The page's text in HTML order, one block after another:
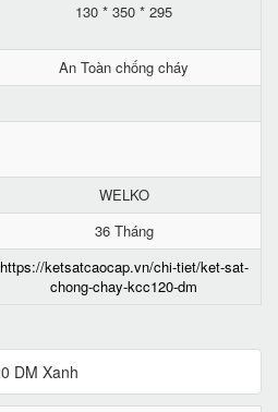
130 * 350 * 295
An Toàn chống cháy
WELKO
36 Tháng
https://ketsatcaocap.vn/chi-tiet/ket-sat-
chong-chay-kcc120-dm